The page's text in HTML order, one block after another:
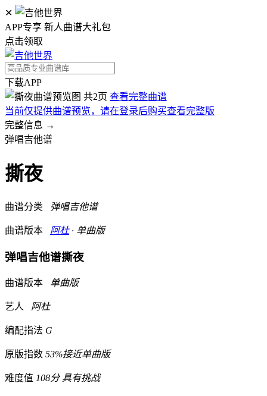
✕
APP专享 新人曲谱大礼包
点击领取
下载APP
共2页 查看完整曲谱
当前仅提供曲谱预览，请在登录后购买查看完整版
完整信息 →
弹唱吉他谱
撕夜
曲谱分类 弹唱吉他谱
曲谱版本 阿杜· 单曲版
弹唱吉他谱撕夜
曲谱版本 单曲版
艺人 阿杜
编配指法 G
原版指数 53%接近单曲版
难度值 108分 具有挑战